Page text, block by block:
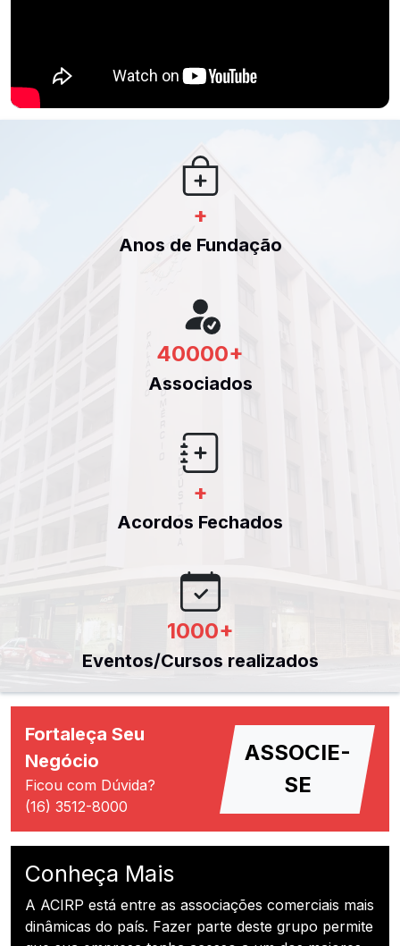
+
Anos de Fundação
40000+
Associados
+
Acordos Fechados
1000+
Eventos/Cursos realizados
Fortaleça Seu
Negócio
Ficou com Dúvida?
(16) 3512-8000
ASSOCIE-
SE
Conheça Mais
A ACIRP está entre as associações comerciais mais
dinâmicas do país. Fazer parte deste grupo permite